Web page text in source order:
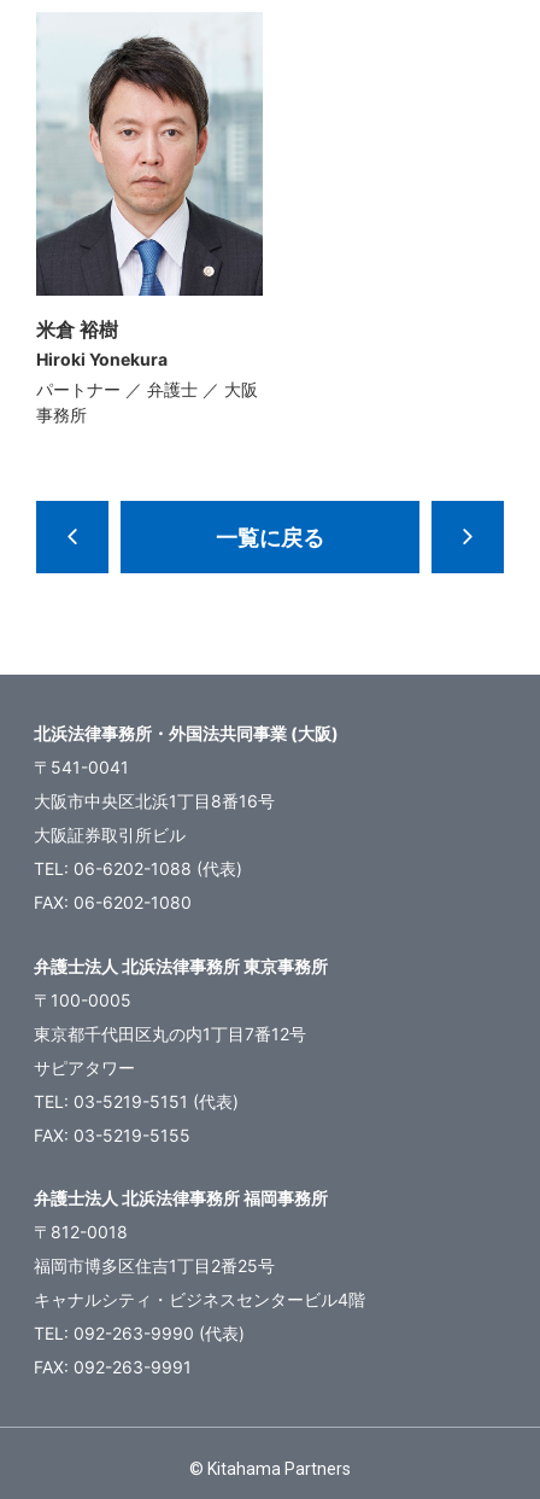
米倉 裕樹
Hiroki Yonekura
パートナー ／ 弁護士 ／ 大阪
事務所
一覧に戻る
北浜法律事務所・外国法共同事業 (大阪)
〒541-0041
大阪市中央区北浜1丁目8番16号
大阪証券取引所ビル
TEL: 06-6202-1088 (代表)
FAX: 06-6202-1080
弁護士法人 北浜法律事務所 東京事務所
〒100-0005
東京都千代田区丸の内1丁目7番12号
サピアタワー
TEL: 03-5219-5151 (代表)
FAX: 03-5219-5155
弁護士法人 北浜法律事務所 福岡事務所
〒812-0018
福岡市博多区住吉1丁目2番25号
キャナルシティ・ビジネスセンタービル4階
TEL: 092-263-9990 (代表)
FAX: 092-263-9991
© Kitahama Partners